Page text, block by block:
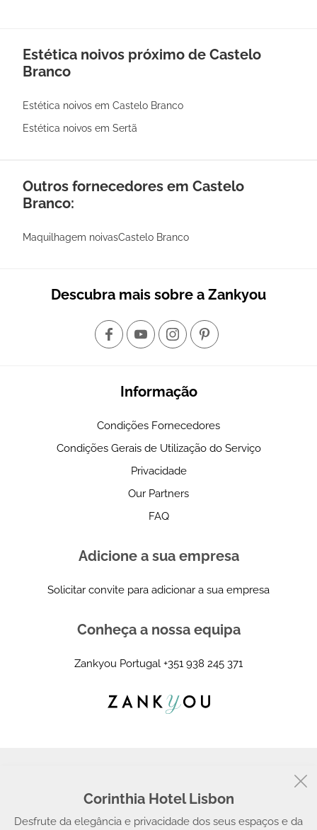
Corinthia Hotel Lisbon
Desfrute da elegância e privacidade dos seus espaços e da
Estética noivos próximo de Castelo
Branco
Estética noivos em Castelo Branco
Estética noivos em Sertã
Outros fornecedores em Castelo
Branco:
Maquilhagem noivasCastelo Branco
Descubra mais sobre a Zankyou
Informação
Condições Fornecedores
Condições Gerais de Utilização do Serviço
Privacidade
Our Partners
FAQ
Adicione a sua empresa
Solicitar convite para adicionar a sua empresa
Conheça a nossa equipa
Zankyou Portugal +351 938 245 371
© 2008 - 2026, Zankyou